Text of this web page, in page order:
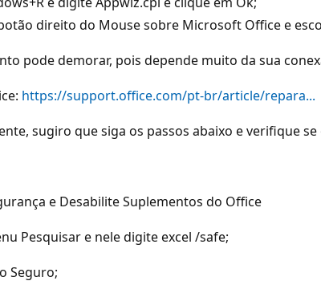
direito do Mouse sobre Microsoft Office e
pode demorar, pois depende muito da sua
https://support.office.com/pt-br/article/repara...
sugiro que siga os passos abaixo e verifique
e Desabilite Suplementos do Office
Pesquisar e nele digite excel /safe;
Seguro;